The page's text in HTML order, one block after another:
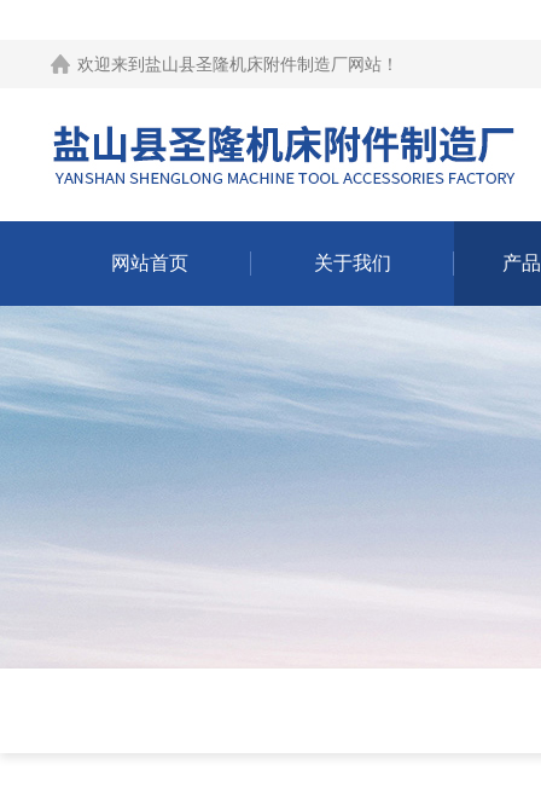
欢迎来到 盐山县圣隆机床附件制造厂网站 ！
网站首页 关于我们 产